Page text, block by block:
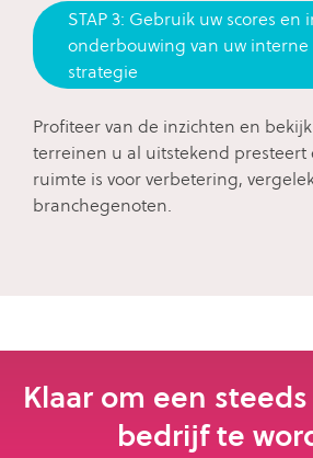
STAP 3: Gebruik uw scores en
onderbouwing van uw interne
strategie
Profiteer van de inzichten en
terreinen u al uitstekend presteert
ruimte is voor verbetering,
branchegenoten.
Klaar om een
bedrijf te